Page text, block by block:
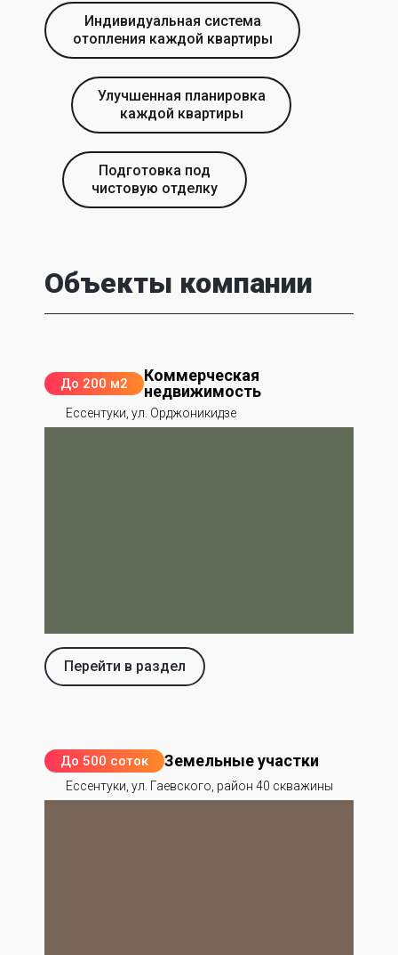
Индивидуальная система
отопления каждой квартиры
Улучшенная планировка
каждой квартиры
Подготовка под
чистовую отделку
Объекты компании
До 200 м2
Коммерческая
недвижимость
Ессентуки, ул. Орджоникидзе
Перейти в раздел
До 500 соток Земельные участки
Ессентуки, ул. Гаевского, район 40 скважины